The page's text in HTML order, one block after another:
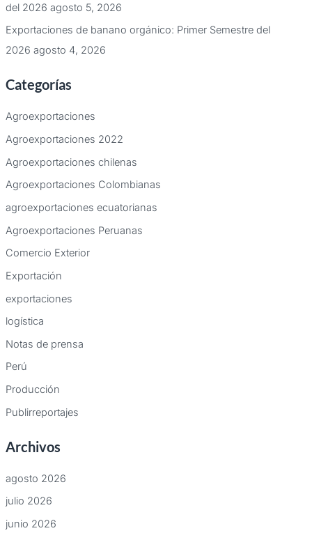
del 2026 agosto 5, 2026
Exportaciones de banano orgánico: Primer Semestre del
2026 agosto 4, 2026
Categorías
Agroexportaciones
Agroexportaciones 2022
Agroexportaciones chilenas
Agroexportaciones Colombianas
agroexportaciones ecuatorianas
Agroexportaciones Peruanas
Comercio Exterior
Exportación
exportaciones
logística
Notas de prensa
Perú
Producción
Publirreportajes
Archivos
agosto 2026
julio 2026
junio 2026